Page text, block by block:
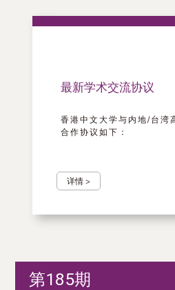
最新学术交流协议
香港中文大学与内地/台湾
合作协议如下：
详情 >
第185期